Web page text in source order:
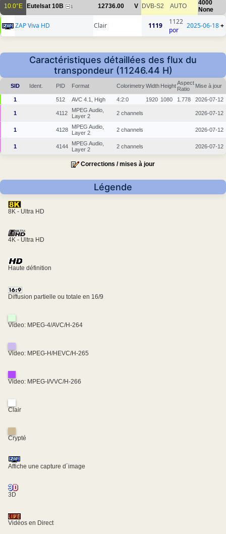
10.0°E Eutelsat 10B 1 12736.00 V DVB-S2 AUTO
4000
None
ZAP Viva HD Clair 1119
1122
por
2025-06-18+
Caractéristiques détaillées des flux du
transpondeur (11246.44 H)
SID Ident. PID Format ColorimetryWidth HeightAspect
Ratio
Mise à jour
1 512 AVC 4.1, High 4:2:0 1920 1080 1.778 2026-07-12
1 4112
MPEG Audio,
Layer 2
2 channels 2026-07-12
1 4128
MPEG Audio,
Layer 2
2 channels 2026-07-12
1 4144
MPEG Audio,
Layer 2
2 channels 2026-07-12
Corrections / mises à jour
Légende
8K - Ultra HD
4K - Ultra HD
Haute définition
Diffusion partielle ou totale en 16/9
Video: MPEG-4/AVC/H-264
Video: MPEG-H/HEVC/H-265
Video: MPEG-I/VVC/H-266
Clair
Crypté
Affiche une capture d´image
3D
Vidéos en Direct